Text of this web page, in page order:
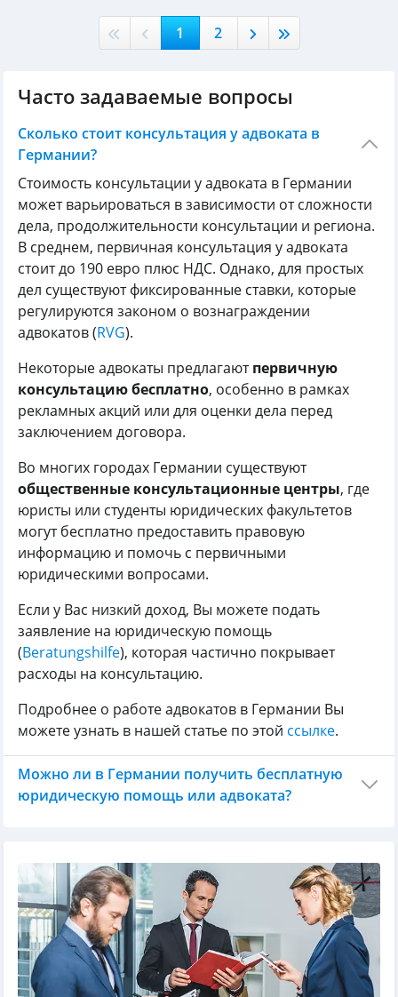
1 2
Часто задаваемые вопросы
Сколько стоит консультация у адвоката в
Германии?
Стоимость консультации у адвоката в Германии
может варьироваться в зависимости от сложности
дела, продолжительности консультации и региона.
В среднем, первичная консультация у адвоката
стоит до 190 евро плюс НДС. Однако, для простых
дел существуют фиксированные ставки, которые
регулируются законом о вознаграждении
адвокатов (RVG).
Некоторые адвокаты предлагаютпервичную
консультацию бесплатно, особенно в рамках
рекламных акций или для оценки дела перед
заключением договора.
Во многих городах Германии существуют
общественные консультационные центры, где
юристы или студенты юридических факультетов
могут бесплатно предоставить правовую
информацию и помочь с первичными
юридическими вопросами.
Если у Вас низкий доход, Вы можете подать
заявление на юридическую помощь
(Beratungshilfe), которая частично покрывает
расходы на консультацию.
Подробнее о работе адвокатов в Германии Вы
можете узнать в нашей статье по этой ссылке.
Можно ли в Германии получить бесплатную
юридическую помощь или адвоката?